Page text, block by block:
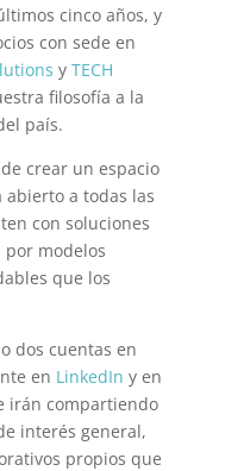
cinco años, y
con sede en
y TECH
filosofía a la
país.
crear un espacio
a todas las
con soluciones
modelos
que los
dos cuentas en
en LinkedIn y en
irán compartiendo
interés general,
propios que